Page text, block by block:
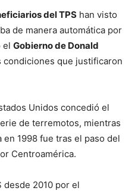
del TPS han visto
de manera automática por
el Gobierno de Donald
condiciones que justificaron
Unidos concedió el
de terremotos, mientras
en 1998 fue tras el paso del
Centroamérica.
desde 2010 por el